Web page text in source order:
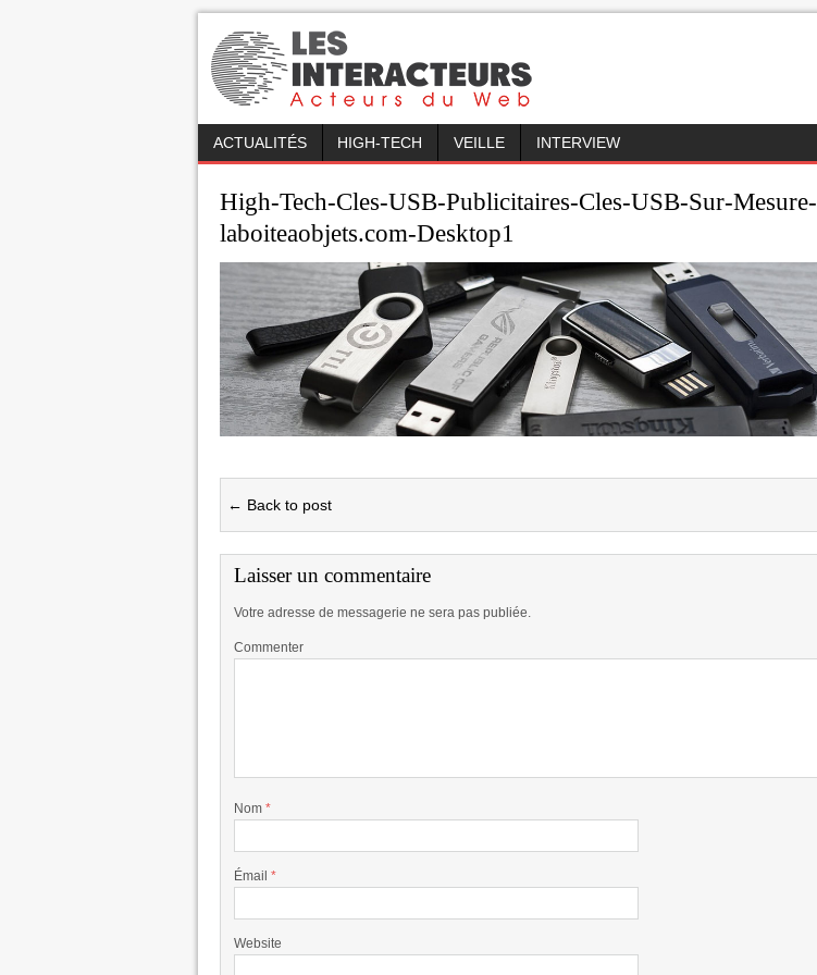
ACTUALITÉS HIGH-TECH VEILLE INTERVIEW
High-Tech-Cles-USB-Publicitaires-Cles-USB-Sur-Mesure-
laboiteaobjets.com-Desktop1
← Back to post
Laisser un commentaire
Votre adresse de messagerie ne sera pas publiée.
Commenter
Nom *
Émail *
Website